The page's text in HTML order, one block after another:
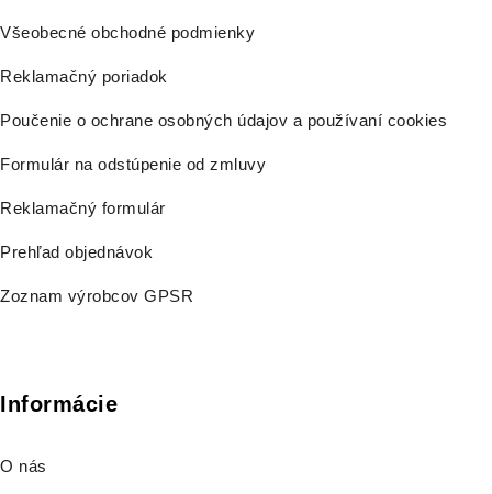
Všeobecné obchodné podmienky
Reklamačný poriadok
Poučenie o ochrane osobných údajov a používaní cookies
Formulár na odstúpenie od zmluvy
Reklamačný formulár
Prehľad objednávok
Zoznam výrobcov GPSR
Informácie
O nás